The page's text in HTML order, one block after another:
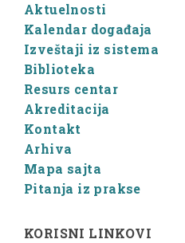
Aktuelnosti
Kalendar događaja
Izveštaji iz sistema
Biblioteka
Resurs centar
Akreditacija
Kontakt
Arhiva
Mapa sajta
Pitanja iz prakse
KORISNI LINKOVI